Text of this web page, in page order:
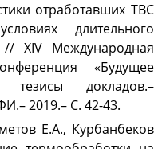
отработавших ТВС
длительного
// XIV Международная
«Будущее
тезисы докладов.–
2019.– С. 42-43.
Е.А., Курбанбеков